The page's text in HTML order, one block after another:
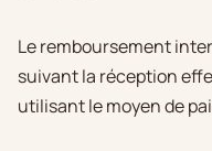
Le remboursement
suivant la réception
utilisant le moyen de